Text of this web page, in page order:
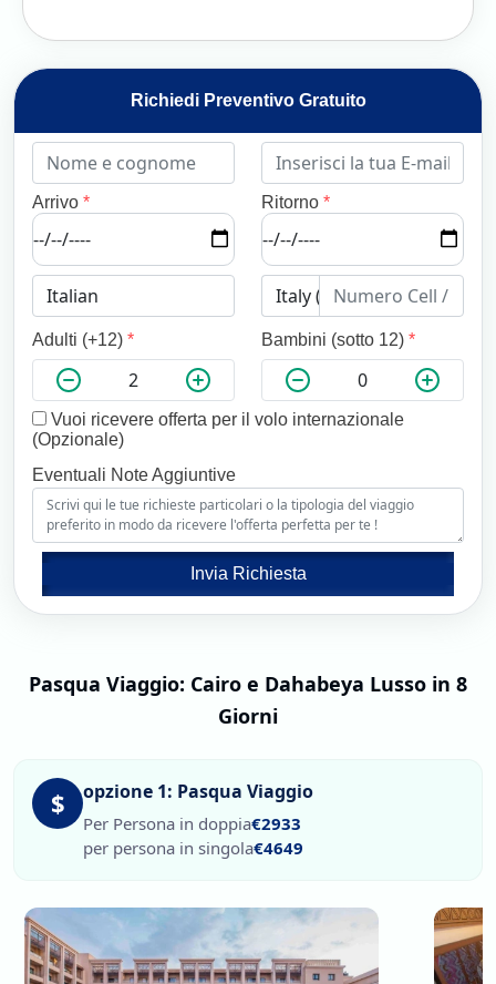
Richiedi Preventivo Gratuito
Arrivo * Ritorno *
Adulti (+12) * Bambini (sotto 12) *
Vuoi ricevere offerta per il volo internazionale
(Opzionale)
Eventuali Note Aggiuntive
Invia Richiesta
Pasqua Viaggio: Cairo e Dahabeya Lusso in 8
Giorni
$ opzione 1: Pasqua Viaggio
Per Persona in doppia€2933
per persona in singola€4649